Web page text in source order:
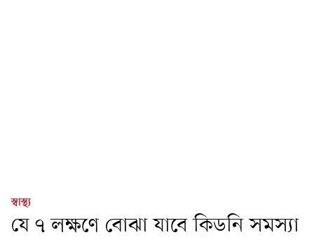
স্বাস্থ্য
যে ৭ লক্ষণে বোঝা যাবে কিডনি সমস্যা